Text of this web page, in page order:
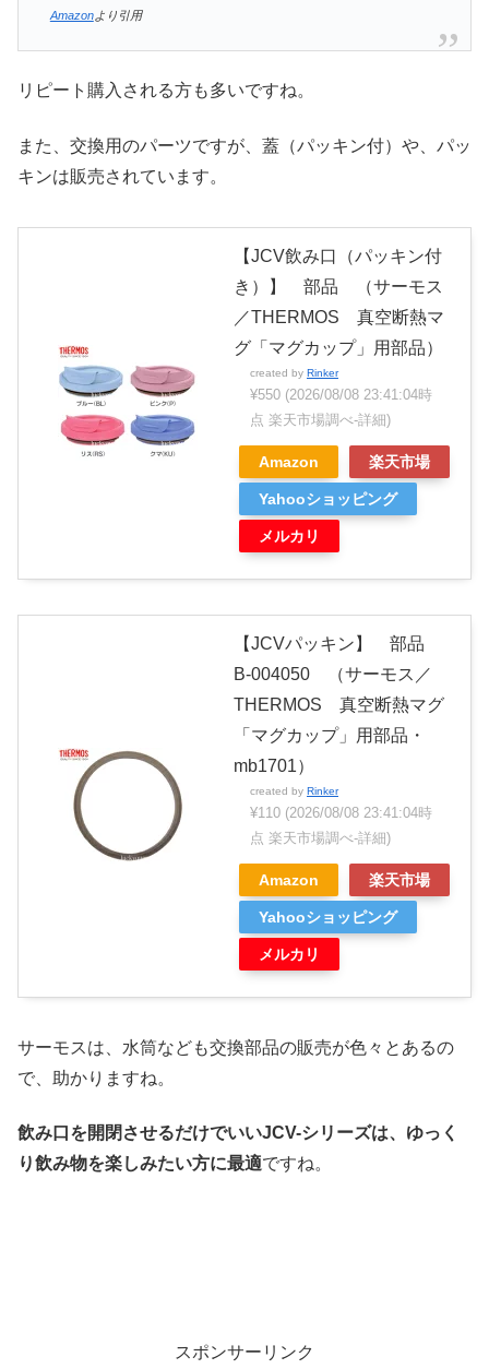
Amazonより引用
リピート購入される方も多いですね。
また、交換用のパーツですが、蓋（パッキン付）や、パッ
キンは販売されています。
【JCV飲み口（パッキン付
き）】 部品 （サーモス
／THERMOS 真空断熱マ
グ「マグカップ」用部品）
created by Rinker
¥550 (2026/08/08 23:41:04時
点 楽天市場調べ-詳細)
Amazon 楽天市場
Yahooショッピング
メルカリ
【JCVパッキン】 部品
B-004050 （サーモス／
THERMOS 真空断熱マグ
「マグカップ」用部品・
mb1701）
created by Rinker
¥110 (2026/08/08 23:41:04時
点 楽天市場調べ-詳細)
Amazon 楽天市場
Yahooショッピング
メルカリ
サーモスは、水筒なども交換部品の販売が色々とあるの
で、助かりますね。
飲み口を開閉させるだけでいいJCV-シリーズは、ゆっく
り飲み物を楽しみたい方に最適ですね。
スポンサーリンク